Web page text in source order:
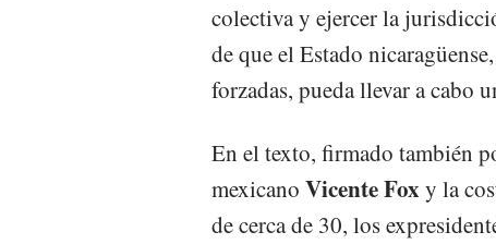
colectiva y ejercer la
de que el Estado
forzadas, pueda llevar a cabo
En el texto, firmado también
mexicano Vicente Fox y la
de cerca de 30, los